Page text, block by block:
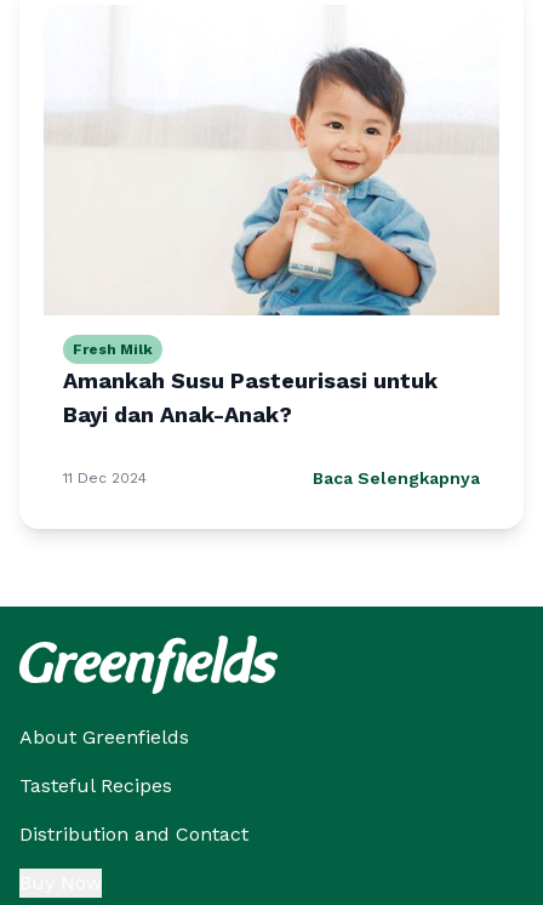
Fresh Milk
Amankah Susu Pasteurisasi untuk
Bayi dan Anak-Anak?
11 Dec 2024 Baca Selengkapnya
About Greenfields
Tasteful Recipes
Distribution and Contact